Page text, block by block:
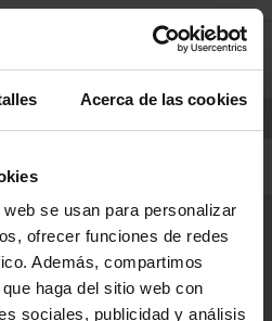
Acerca de las cookies
se usan para personalizar
ofrecer funciones de redes
Además, compartimos
haga del sitio web con
sociales, publicidad y análisis
0
General
Contacto
Frequentes (FAQs)
Aviso Legal